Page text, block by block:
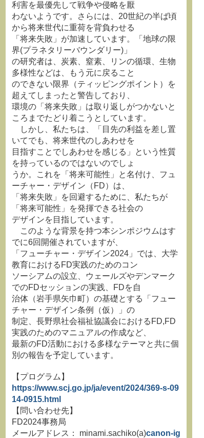
利害を最優先して戦争や侵略を厭
わないようです。さらには、20世紀の半ば頃
から将来世代に重荷を背負わせる
「将来失敗」が加速しています。「地球の限
界(プラネタリーバウンダリー)」
の研究者は、炭素、窒素、リンの循環、生物
多様性などは、もう元に戻ること
のできない限界（ティッピングポイント）を
超えてしまったと警告しており、
環境の「将来失敗」は取り返しがつかないと
ころまでたどり着こうとしています。
しかし、私たちは、「目先の利益を差し置
いてでも、将来世代のしあわせを
目指すことでしあわせを感じる」という性質
を持っているのではないのでしょ
うか。これを「将来可能性」と名付け、フュ
ーチャー・デザイン（FD）は、
「将来失敗」を回避するために、私たちが
「将来可能性」を発揮できる社会の
デザインを目指しています。
このような背景を持つ本シンポジウムはす
でに6回開催されていますが、
「フューチャー・デザイン2024」では、大学
教育におけるFD実践のためのコン
ソーシアムの設立、ウェールズやデンマーク
でのFDセッションの実践、FDを自
治体（岩手県矢巾町）の基礎とする「フュー
チャー・デザイン条例（仮）」の
制定、長野県社会福祉協議会におけるFD,FD
実践のためのマニュアルの作成など、
最新のFD活動における多様なテーマと共に個
別の報告を予定しています。
【プログラム】
https://www.scj.go.jp/ja/event/2024/369-s-09
14-0915.html
【問い合わせ先】
FD2024事務局
メールアドレス： minami.sachiko(a)canon-ig